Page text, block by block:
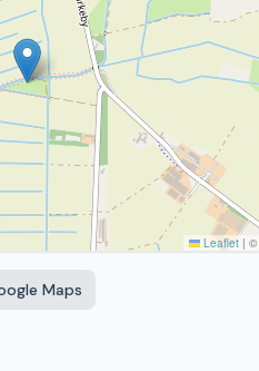
Leaflet | ©
Maps